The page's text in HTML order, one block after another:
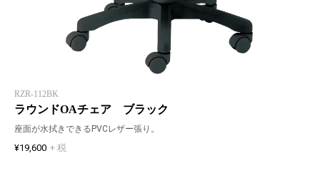
RZR-112BK
ラウンドOAチェア ブラック
座面が水拭きできるPVCレザー張り。
¥19,600 + 税